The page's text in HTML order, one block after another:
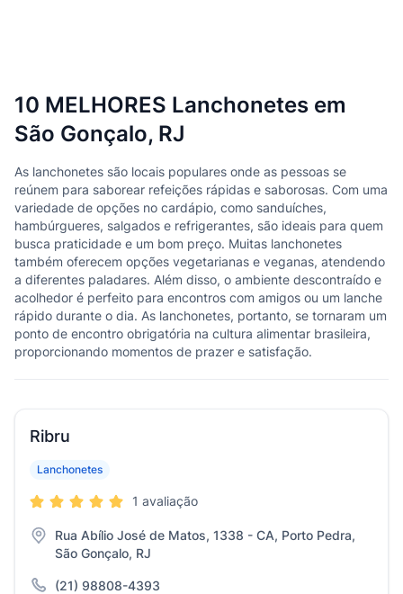
10 MELHORES Lanchonetes em
São Gonçalo, RJ
As lanchonetes são locais populares onde as pessoas se
reúnem para saborear refeições rápidas e saborosas. Com uma
variedade de opções no cardápio, como sanduíches,
hambúrgueres, salgados e refrigerantes, são ideais para quem
busca praticidade e um bom preço. Muitas lanchonetes
também oferecem opções vegetarianas e veganas, atendendo
a diferentes paladares. Além disso, o ambiente descontraído e
acolhedor é perfeito para encontros com amigos ou um lanche
rápido durante o dia. As lanchonetes, portanto, se tornaram um
ponto de encontro obrigatória na cultura alimentar brasileira,
proporcionando momentos de prazer e satisfação.
Ribru
Lanchonetes
1 avaliação
Rua Abílio José de Matos, 1338 - CA, Porto Pedra,
São Gonçalo, RJ
(21) 98808-4393